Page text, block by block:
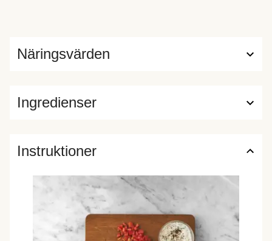
Ingredienser
Näringsvärden
Instruktioner